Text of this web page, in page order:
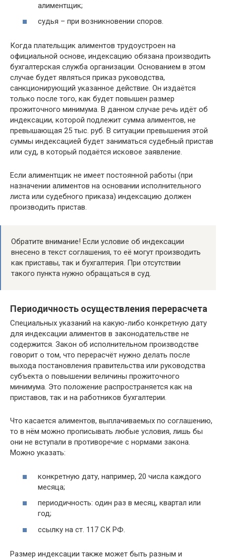
алиментщик;
судья – при возникновении споров.
Когда плательщик алиментов трудоустроен на
официальной основе, индексацию обязана производить
бухгалтерская служба организации. Основанием в этом
случае будет являться приказ руководства,
санкционирующий указанное действие. Он издаётся
только после того, как будет повышен размер
прожиточного минимума. В данном случае речь идёт об
индексации, которой подлежит сумма алиментов, не
превышающая 25 тыс. руб. В ситуации превышения этой
суммы индексацией будет заниматься судебный пристав
или суд, в который подаётся исковое заявление.
Если алиментщик не имеет постоянной работы (при
назначении алиментов на основании исполнительного
листа или судебного приказа) индексацию должен
производить пристав.
Обратите внимание! Если условие об индексации
внесено в текст соглашения, то её могут производить
как приставы, так и бухгалтерия. При отсутствии
такого пункта нужно обращаться в суд.
Периодичность осуществления перерасчета
Специальных указаний на какую-либо конкретную дату
для индексации алиментов в законодательстве не
содержится. Закон об исполнительном производстве
говорит о том, что перерасчёт нужно делать после
выхода постановления правительства или руководства
субъекта о повышении величины прожиточного
минимума. Это положение распространяется как на
приставов, так и на работников бухгалтерии.
Что касается алиментов, выплачиваемых по соглашению,
то в нём можно прописывать любые условия, лишь бы
они не вступали в противоречие с нормами закона.
Можно указать:
конкретную дату, например, 20 числа каждого
месяца;
периодичность: один раз в месяц, квартал или
год;
ссылку на ст. 117 СК РФ.
Размер индексации также может быть разным и